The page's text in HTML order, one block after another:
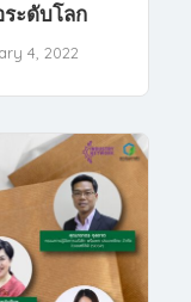
ะดับโลก
4, 2022